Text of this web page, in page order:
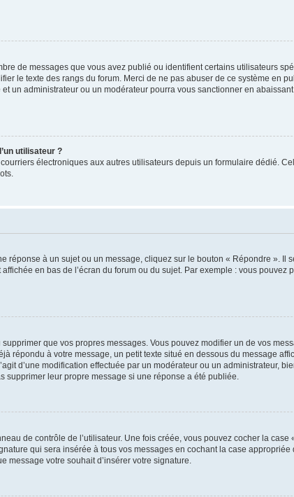
de messages que vous avez publié ou identifient certains utilisateurs
le texte des rangs du forum. Merci de ne pas abuser de ce système en
un administrateur ou un modérateur pourra vous sanctionner en
utilisateur ?
électroniques aux autres utilisateurs depuis un formulaire dédié.
à un sujet ou un message, cliquez sur le bouton « Répondre ». Il
en bas de l’écran du forum ou du sujet. Par exemple : vous pouvez
que vos propres messages. Vous pouvez modifier un de vos
répondu à votre message, un petit texte situé en dessous du message
d’une modification effectuée par un modérateur ou un administrateur,
leur propre message si une réponse a été publiée.
de contrôle de l’utilisateur. Une fois créée, vous pouvez cocher la case
qui sera insérée à tous vos messages en cochant la case
message votre souhait d’insérer votre signature.